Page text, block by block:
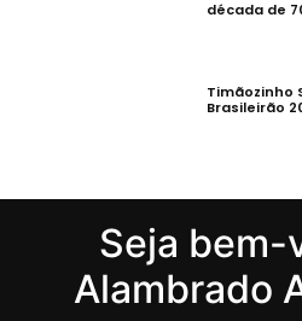
década de
Timãozinho
Brasileirão
Seja bem-
Alambrado